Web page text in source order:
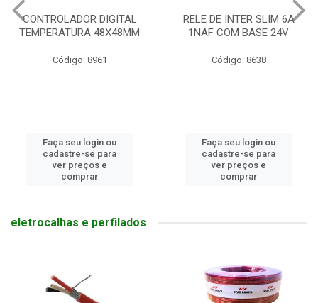
CONTROLADOR DIGITAL
TEMPERATURA 48X48MM
Código: 8961
Faça seu login ou
cadastre-se para
ver preços e
comprar
RELE DE INTER SLIM 6A
1NAF COM BASE 24V
Código: 8638
Faça seu login ou
cadastre-se para
ver preços e
comprar
eletrocalhas e perfilados